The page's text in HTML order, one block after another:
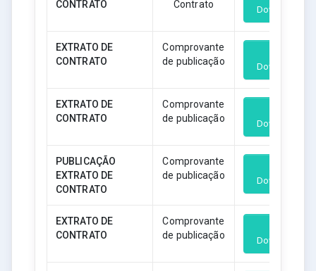
CONTRATO
Contrato
Download
EXTRATO DE
CONTRATO
Comprovante
de publicação
Download
EXTRATO DE
CONTRATO
Comprovante
de publicação
Download
PUBLICAÇÃO
EXTRATO DE
CONTRATO
Comprovante
de publicação
Download
EXTRATO DE
CONTRATO
Comprovante
de publicação
Download